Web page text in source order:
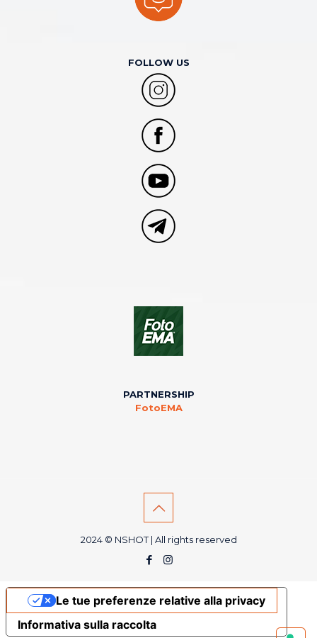
FOLLOW US
PARTNERSHIP
FotoEMA
2024 © NSHOT | All rights reserved
Informativa sulla raccolta
Le tue preferenze relative alla privacy